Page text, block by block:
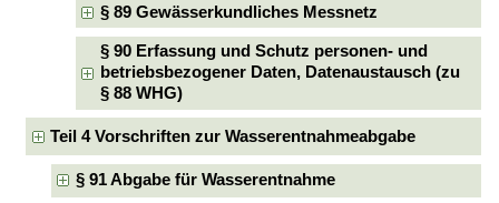
§ 89 Gewässerkundliches Messnetz
§ 90 Erfassung und Schutz personen- und
betriebsbezogener Daten, Datenaustausch (zu
§ 88 WHG)
Teil 4 Vorschriften zur Wasserentnahmeabgabe
§ 91 Abgabe für Wasserentnahme